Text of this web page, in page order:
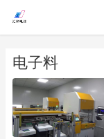
电子料